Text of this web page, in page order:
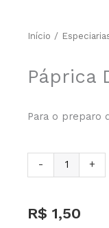
Início /
Páprica
Para o preparo
-
Doce
quantidade
+
R$ 1,50